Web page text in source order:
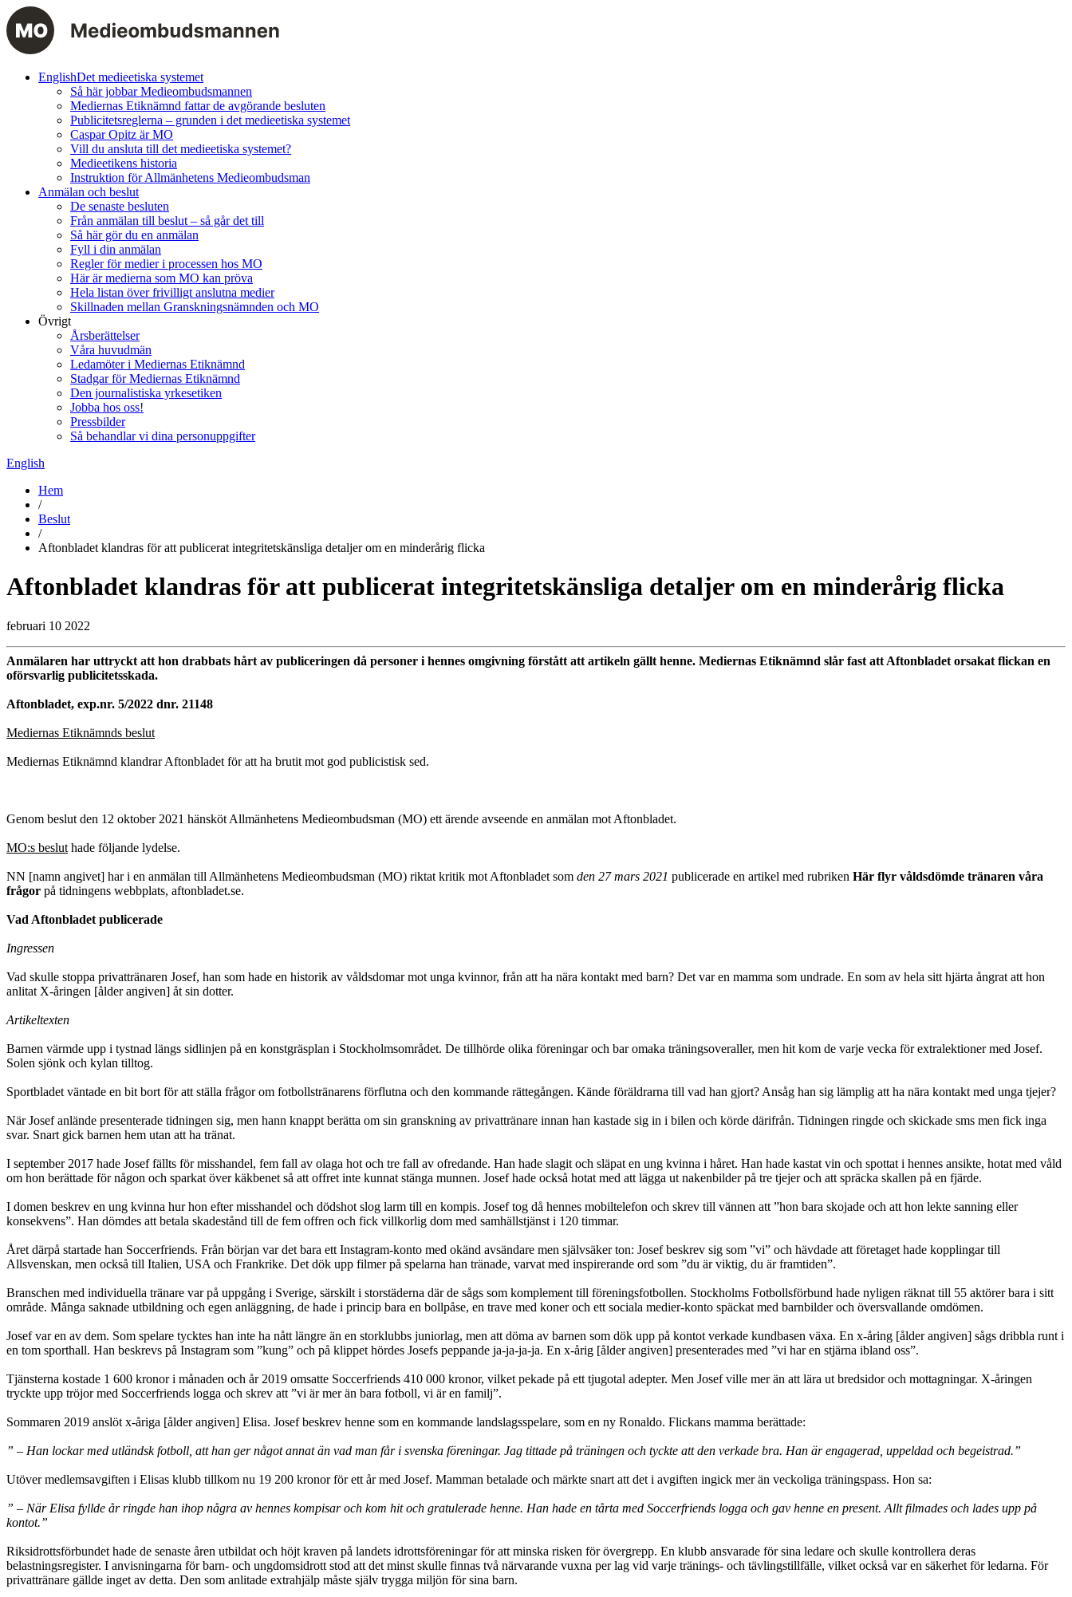
EnglishDet medieetiska systemet
Så här jobbar Medieombudsmannen
Mediernas Etiknämnd fattar de avgörande besluten
Publicitetsreglerna – grunden i det medieetiska systemet
Caspar Opitz är MO
Vill du ansluta till det medieetiska systemet?
Medieetikens historia
Instruktion för Allmänhetens Medieombudsman
Anmälan och beslut
De senaste besluten
Från anmälan till beslut – så går det till
Så här gör du en anmälan
Fyll i din anmälan
Regler för medier i processen hos MO
Här är medierna som MO kan pröva
Hela listan över frivilligt anslutna medier
Skillnaden mellan Granskningsnämnden och MO
Övrigt
Årsberättelser
Våra huvudmän
Ledamöter i Mediernas Etiknämnd
Stadgar för Mediernas Etiknämnd
Den journalistiska yrkesetiken
Jobba hos oss!
Pressbilder
Så behandlar vi dina personuppgifter
English
Hem
/
Beslut
/
Aftonbladet klandras för att publicerat integritetskänsliga detaljer om en minderårig flicka
Aftonbladet klandras för att publicerat integritetskänsliga detaljer om en minderårig flicka
februari 10 2022
Anmälaren har uttryckt att hon drabbats hårt av publiceringen då personer i hennes omgivning förstått att artikeln gällt henne. Mediernas Etiknämnd slår fast att Aftonbladet orsakat flickan en
oförsvarlig publicitetsskada.
Aftonbladet, exp.nr. 5/2022 dnr. 21148
Mediernas Etiknämnds beslut
Mediernas Etiknämnd klandrar Aftonbladet för att ha brutit mot god publicistisk sed.
Genom beslut den 12 oktober 2021 hänsköt Allmänhetens Medieombudsman (MO) ett ärende avseende en anmälan mot Aftonbladet.
MO:s beslut hade följande lydelse.
NN [namn angivet] har i en anmälan till Allmänhetens Medieombudsman (MO) riktat kritik mot Aftonbladet som den 27 mars 2021 publicerade en artikel med rubriken Här flyr våldsdömde tränaren våra
frågor på tidningens webbplats, aftonbladet.se.
Vad Aftonbladet publicerade
Ingressen
Vad skulle stoppa privattränaren Josef, han som hade en historik av våldsdomar mot unga kvinnor, från att ha nära kontakt med barn? Det var en mamma som undrade. En som av hela sitt hjärta ångrat att hon
anlitat X-åringen [ålder angiven] åt sin dotter.
Artikeltexten
Barnen värmde upp i tystnad längs sidlinjen på en konstgräsplan i Stockholmsområdet. De tillhörde olika föreningar och bar omaka träningsoveraller, men hit kom de varje vecka för extralektioner med Josef.
Solen sjönk och kylan tilltog.
Sportbladet väntade en bit bort för att ställa frågor om fotbollstränarens förflutna och den kommande rättegången. Kände föräldrarna till vad han gjort? Ansåg han sig lämplig att ha nära kontakt med unga tjejer?
När Josef anlände presenterade tidningen sig, men hann knappt berätta om sin granskning av privattränare innan han kastade sig in i bilen och körde därifrån. Tidningen ringde och skickade sms men fick inga
svar. Snart gick barnen hem utan att ha tränat.
I september 2017 hade Josef fällts för misshandel, fem fall av olaga hot och tre fall av ofredande. Han hade slagit och släpat en ung kvinna i håret. Han hade kastat vin och spottat i hennes ansikte, hotat med våld
om hon berättade för någon och sparkat över käkbenet så att offret inte kunnat stänga munnen. Josef hade också hotat med att lägga ut nakenbilder på tre tjejer och att spräcka skallen på en fjärde.
I domen beskrev en ung kvinna hur hon efter misshandel och dödshot slog larm till en kompis. Josef tog då hennes mobiltelefon och skrev till vännen att ”hon bara skojade och att hon lekte sanning eller
konsekvens”. Han dömdes att betala skadestånd till de fem offren och fick villkorlig dom med samhällstjänst i 120 timmar.
Året därpå startade han Soccerfriends. Från början var det bara ett Instagram-konto med okänd avsändare men självsäker ton: Josef beskrev sig som ”vi” och hävdade att företaget hade kopplingar till
Allsvenskan, men också till Italien, USA och Frankrike. Det dök upp filmer på spelarna han tränade, varvat med inspirerande ord som ”du är viktig, du är framtiden”.
Branschen med individuella tränare var på uppgång i Sverige, särskilt i storstäderna där de sågs som komplement till föreningsfotbollen. Stockholms Fotbollsförbund hade nyligen räknat till 55 aktörer bara i sitt
område. Många saknade utbildning och egen anläggning, de hade i princip bara en bollpåse, en trave med koner och ett sociala medier-konto späckat med barnbilder och översvallande omdömen.
Josef var en av dem. Som spelare tycktes han inte ha nått längre än en storklubbs juniorlag, men att döma av barnen som dök upp på kontot verkade kundbasen växa. En x-åring [ålder angiven] sågs dribbla runt i
en tom sporthall. Han beskrevs på Instagram som ”kung” och på klippet hördes Josefs peppande ja-ja-ja-ja. En x-årig [ålder angiven] presenterades med ”vi har en stjärna ibland oss”.
Tjänsterna kostade 1 600 kronor i månaden och år 2019 omsatte Soccerfriends 410 000 kronor, vilket pekade på ett tjugotal adepter. Men Josef ville mer än att lära ut bredsidor och mottagningar. X-åringen
tryckte upp tröjor med Soccerfriends logga och skrev att ”vi är mer än bara fotboll, vi är en familj”.
Sommaren 2019 anslöt x-åriga [ålder angiven] Elisa. Josef beskrev henne som en kommande landslagsspelare, som en ny Ronaldo. Flickans mamma berättade:
” – Han lockar med utländsk fotboll, att han ger något annat än vad man får i svenska föreningar. Jag tittade på träningen och tyckte att den verkade bra. Han är engagerad, uppeldad och begeistrad.”
Utöver medlemsavgiften i Elisas klubb tillkom nu 19 200 kronor för ett år med Josef. Mamman betalade och märkte snart att det i avgiften ingick mer än veckoliga träningspass. Hon sa:
” – När Elisa fyllde år ringde han ihop några av hennes kompisar och kom hit och gratulerade henne. Han hade en tårta med Soccerfriends logga och gav henne en present. Allt filmades och lades upp på
kontot.”
Riksidrottsförbundet hade de senaste åren utbildat och höjt kraven på landets idrottsföreningar för att minska risken för övergrepp. En klubb ansvarade för sina ledare och skulle kontrollera deras
belastningsregister. I anvisningarna för barn- och ungdomsidrott stod att det minst skulle finnas två närvarande vuxna per lag vid varje tränings- och tävlingstillfälle, vilket också var en säkerhet för ledarna. För
privattränare gällde inget av detta. Den som anlitade extrahjälp måste själv trygga miljön för sina barn.